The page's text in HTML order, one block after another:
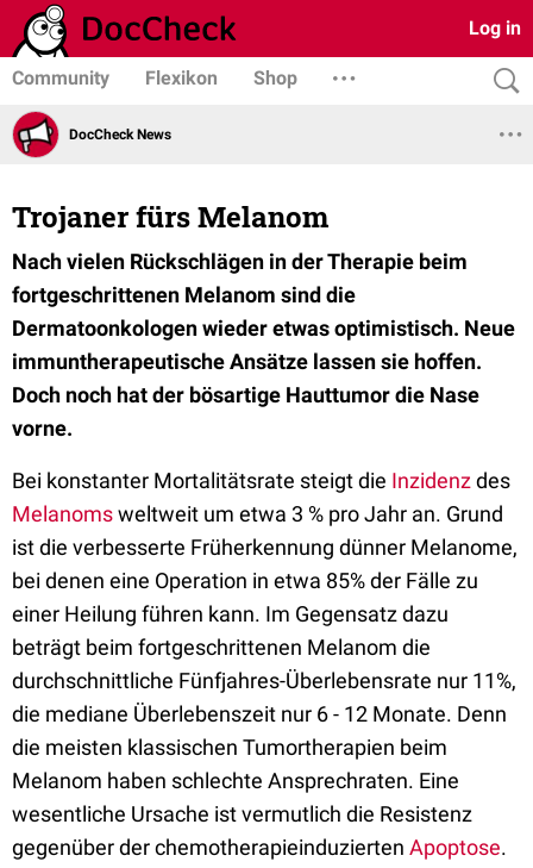
Log in
Community Flexikon Shop
DocCheck News
Trojaner fürs Melanom
Nach vielen Rückschlägen in der Therapie beim
fortgeschrittenen Melanom sind die
Dermatoonkologen wieder etwas optimistisch. Neue
immuntherapeutische Ansätze lassen sie hoffen.
Doch noch hat der bösartige Hauttumor die Nase
vorne.
Bei konstanter Mortalitätsrate steigt die Inzidenzdes
Melanomsweltweit um etwa 3 % pro Jahr an. Grund
ist die verbesserte Früherkennung dünner Melanome,
bei denen eine Operation in etwa 85% der Fälle zu
einer Heilung führen kann. Im Gegensatz dazu
beträgt beim fortgeschrittenen Melanom die
durchschnittliche Fünfjahres-Überlebensrate nur 11%,
die mediane Überlebenszeit nur 6 - 12 Monate. Denn
die meisten klassischen Tumortherapien beim
Melanom haben schlechte Ansprechraten. Eine
wesentliche Ursache ist vermutlich die Resistenz
gegenüber der chemotherapieinduzierten Apoptose.